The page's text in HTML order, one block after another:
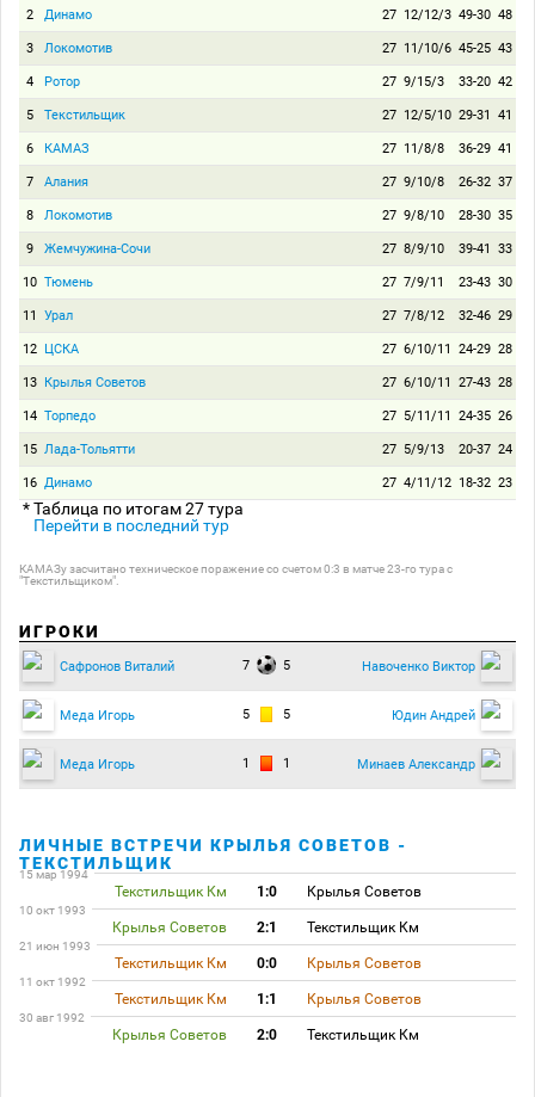
2 Динамо 27 12/12/3 49-30 48
3 Локомотив 27 11/10/6 45-25 43
4 Ротор 27 9/15/3 33-20 42
5 Текстильщик 27 12/5/10 29-31 41
6 КАМАЗ 27 11/8/8 36-29 41
7 Алания 27 9/10/8 26-32 37
8 Локомотив 27 9/8/10 28-30 35
9 Жемчужина-Сочи 27 8/9/10 39-41 33
10 Тюмень 27 7/9/11 23-43 30
11 Урал 27 7/8/12 32-46 29
12 ЦСКА 27 6/10/11 24-29 28
13 Крылья Советов 27 6/10/11 27-43 28
14 Торпедо 27 5/11/11 24-35 26
15 Лада-Тольятти 27 5/9/13 20-37 24
16 Динамо 27 4/11/12 18-32 23
* Таблица по итогам 27 тура
Перейти в последний тур
КАМАЗу засчитано техническое поражение со счетом 0:3 в матче 23-го тура с
"Текстильщиком".
ИГРОКИ
Сафронов Виталий 7 5 Навоченко Виктор
Меда Игорь 5 5 Юдин Андрей
Меда Игорь 1 1 Минаев Александр
ЛИЧНЫЕ ВСТРЕЧИ КРЫЛЬЯ СОВЕТОВ -
ТЕКСТИЛЬЩИК
15 мар 1994
Текстильщик Км 1:0 Крылья Советов
10 окт 1993
Крылья Советов 2:1 Текстильщик Км
21 июн 1993
Текстильщик Км 0:0 Крылья Советов
11 окт 1992
Текстильщик Км 1:1 Крылья Советов
30 авг 1992
Крылья Советов 2:0 Текстильщик Км